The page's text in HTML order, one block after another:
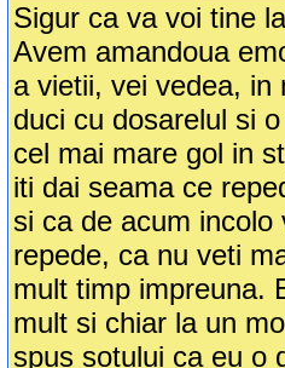
Sigur ca va voi tine
Avem amandoua
a vietii, vei vedea, in
duci cu dosarelul si
cel mai mare gol in
iti dai seama ce
si ca de acum incolo
repede, ca nu veti
mult timp impreuna.
mult si chiar la un
spus sotului ca eu o